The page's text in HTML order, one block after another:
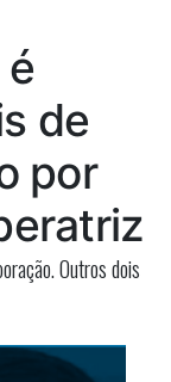
no
Hospital
São
de
por
Outros dois